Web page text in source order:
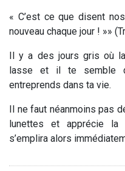
« C’est ce que disent
nouveau chaque jour ! »»
Il y a des jours gris où
lasse et il te semble
entreprends dans ta vie.
Il ne faut néanmoins pas
lunettes et apprécie la
s’emplira alors